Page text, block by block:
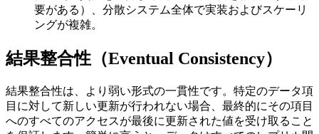
要がある）、分散システム全体で実装およびスケーリ
ングが複雑。
結果整合性（Eventual Consistency）
結果整合性は、より弱い形式の一貫性です。特定のデータ項
目に対して新しい更新が行われない場合、最終的にその項目
へのすべてのアクセスが最後に更新された値を受け取ること